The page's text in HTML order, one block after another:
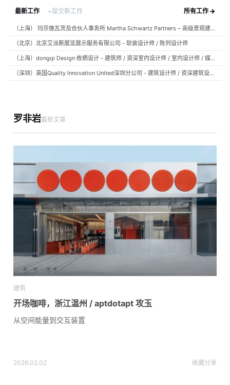
最新工作 +提交新工作 所有工作 →
（上海） 玛莎施瓦茨及合伙人事务所 Martha Schwartz Partners – 高级景观建筑师 Senior Landscape Designer / 景观建筑师 Landscape Designer
（北京）北京艾派斯展览展示服务有限公司 - 软装设计师 / 陈列设计师
（上海）dongqi Design 栋栖设计 - 建筑师 / 资深室内设计师 / 室内设计师 / 媒体及公共关系主管 / 设计实习生（常年招聘）
（深圳）英国Quality Innovation United深圳分公司 - 建筑设计师 / 资深建筑设计师 / 室内设计师 / 设计实习生
罗非岩最新文章
建筑
开场咖啡，浙江温州 / aptdotapt 攻玉
从空间能量到交互装置
2026.02.02 收藏分享